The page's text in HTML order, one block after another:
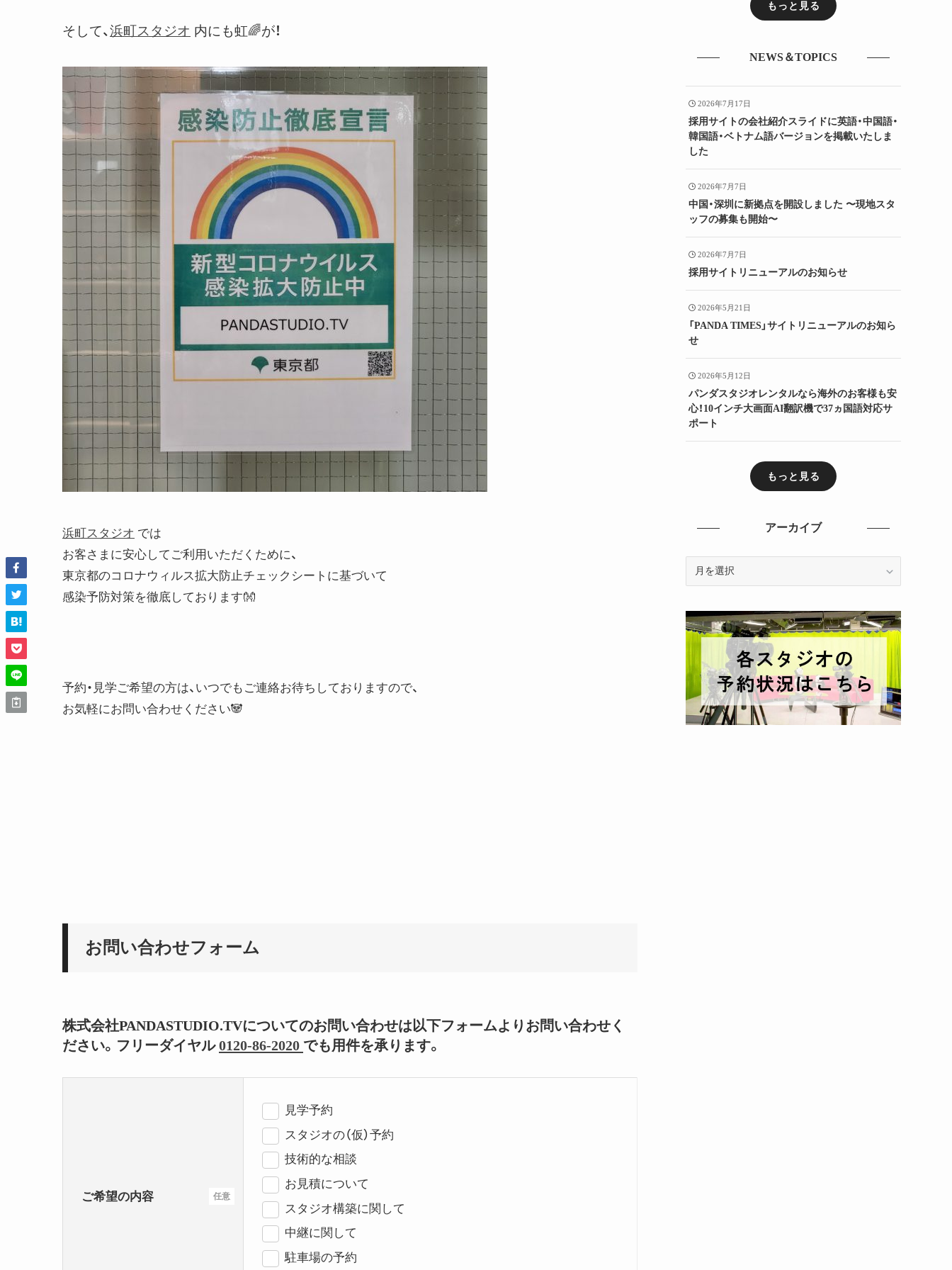
そして、浜町スタジオ 内にも虹🌈が！
浜町スタジオ では
お客さまに安心してご利用いただくために、
東京都のコロナウィルス拡大防止チェックシートに基づいて
感染予防対策を徹底しております👐
予約・見学ご希望の方は、いつでもご連絡お待ちしておりますので、
お気軽にお問い合わせください🐼
お問い合わせフォーム
株式会社PANDASTUDIO.TVについてのお問い合わせは以下フォームよりお問い合わせく
ださい。フリーダイヤル0120-86-2020 でも用件を承ります。
任意
ご希望の内容
見学予約
スタジオの（仮）予約
技術的な相談
お見積について
スタジオ構築に関して
中継に関して
駐車場の予約
もっと見る
NEWS＆TOPICS
2026年7月17日
採用サイトの会社紹介スライドに英語・中国語・
韓国語・ベトナム語バージョンを掲載いたしま
した
2026年7月7日
中国・深圳に新拠点を開設しました 〜現地スタ
ッフの募集も開始〜
2026年7月7日
採用サイトリニューアルのお知らせ
2026年5月21日
「PANDA TIMES」サイトリニューアルのお知ら
せ
2026年5月12日
パンダスタジオレンタルなら海外のお客様も安
心！10インチ大画面AI翻訳機で37ヵ国語対応サ
ポート
もっと見る
アーカイブ
イ
ブ